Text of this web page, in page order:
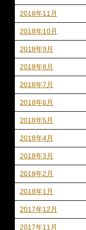
2018年11月
2018年10月
2018年9月
2018年8月
2018年7月
2018年6月
2018年5月
2018年4月
2018年3月
2018年2月
2018年1月
2017年12月
2017年11月